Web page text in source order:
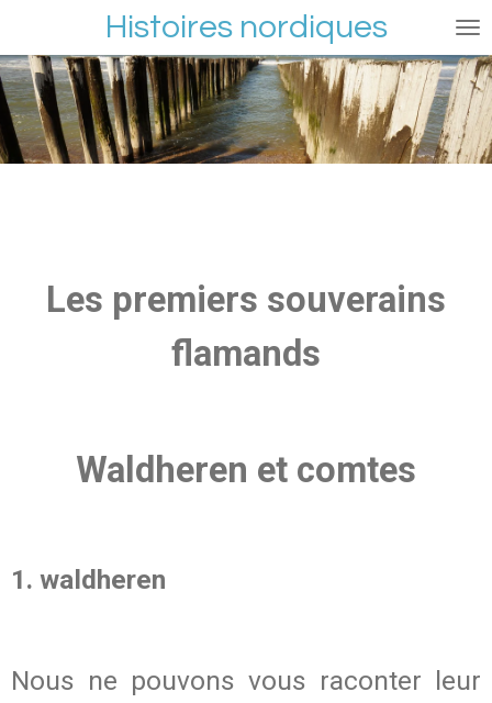
contenu
principal
Histoires nordiques
Les premiers souverains
flamands
Waldheren et comtes
1. waldheren
Nous ne pouvons vous raconter leur